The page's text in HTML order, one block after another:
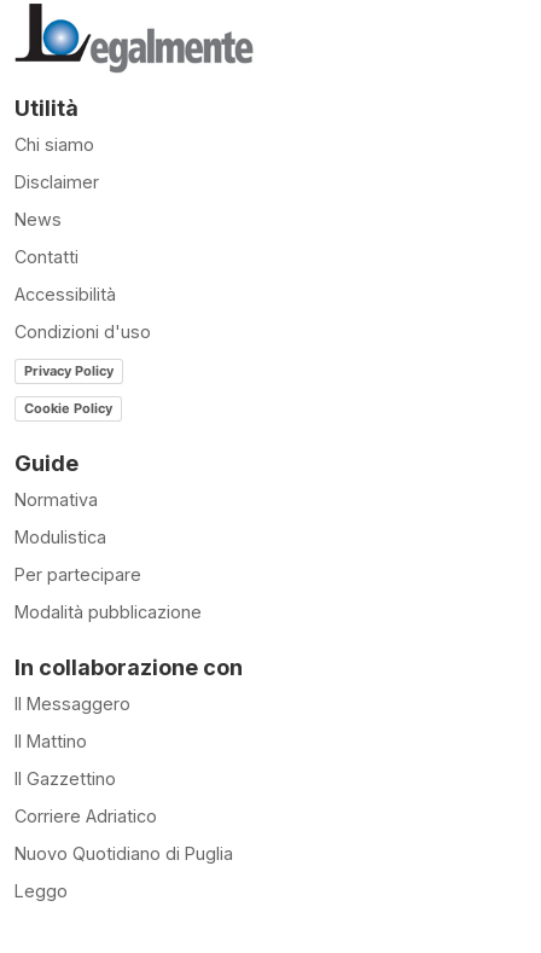
Utilità
Chi siamo
Disclaimer
News
Contatti
Accessibilità
Condizioni d'uso
Privacy Policy
Cookie Policy
Guide
Normativa
Modulistica
Per partecipare
Modalità pubblicazione
In collaborazione con
Il Messaggero
Il Mattino
Il Gazzettino
Corriere Adriatico
Nuovo Quotidiano di Puglia
Leggo